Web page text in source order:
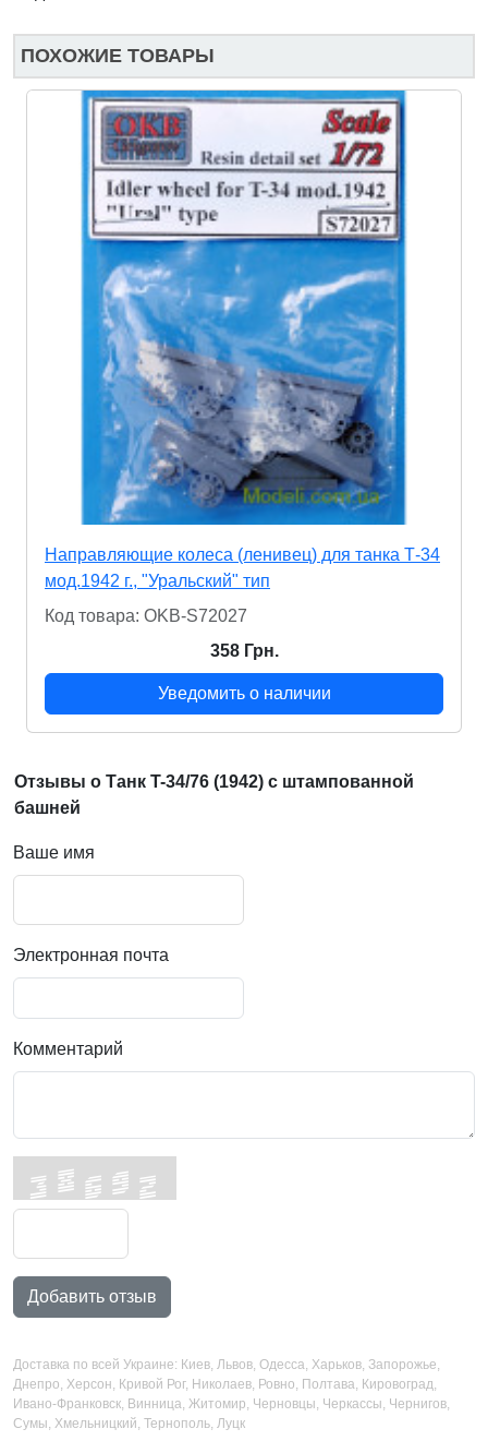
ПОХОЖИЕ ТОВАРЫ
Направляющие колеса (ленивец) для танка Т-34
мод.1942 г., "Уральский" тип
Код товара: OKB-S72027
358 Грн.
Уведомить о наличии
Отзывы о Танк T-34/76 (1942) с штампованной
башней
Ваше имя
Электронная почта
Комментарий
Добавить отзыв
Доставка по всей Украине: Киев, Львов, Одесса, Харьков, Запорожье,
Днепро, Херсон, Кривой Рог, Николаев, Ровно, Полтава, Кировоград,
Ивано-Франковск, Винница, Житомир, Черновцы, Черкассы, Чернигов,
Сумы, Хмельницкий, Тернополь, Луцк